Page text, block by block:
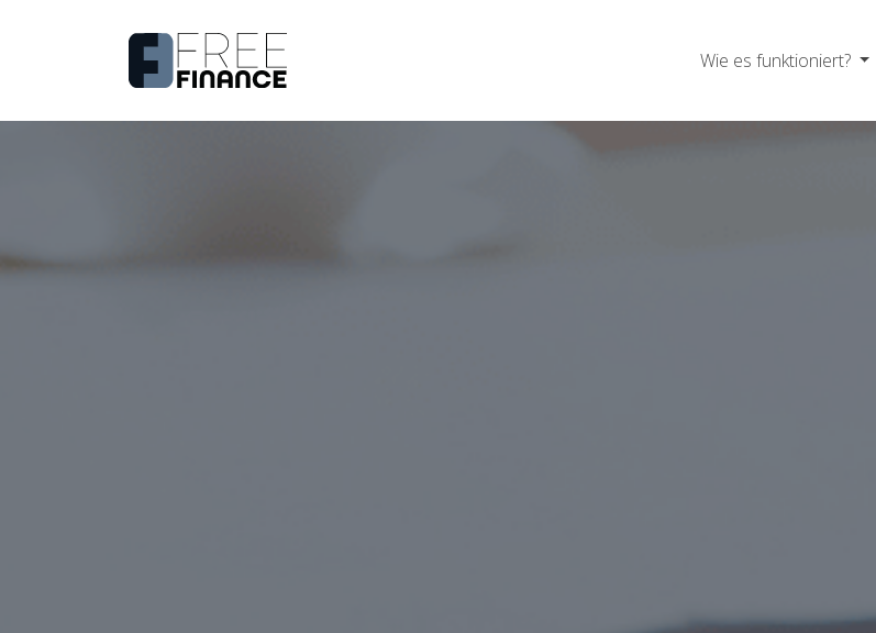
Wie es funktioniert?